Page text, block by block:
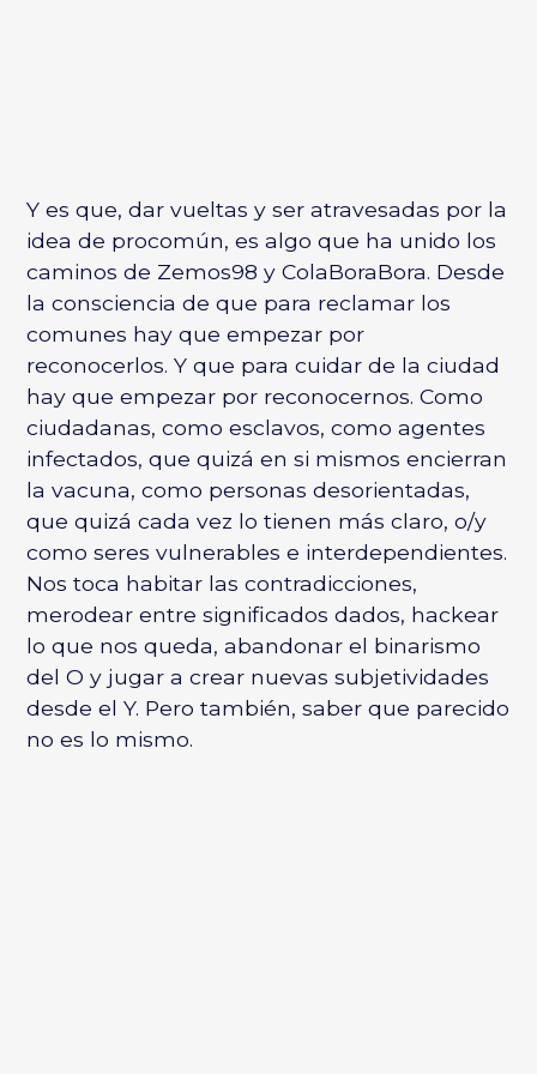
Y es que, dar vueltas y ser atravesadas por la
idea de procomún, es algo que ha unido los
caminos de Zemos98 y ColaBoraBora. Desde
la consciencia de que para reclamar los
comunes hay que empezar por
reconocerlos. Y que para cuidar de la ciudad
hay que empezar por reconocernos. Como
ciudadanas, como esclavos, como agentes
infectados, que quizá en si mismos encierran
la vacuna, como personas desorientadas,
que quizá cada vez lo tienen más claro, o/y
como seres vulnerables e interdependientes.
Nos toca habitar las contradicciones,
merodear entre significados dados, hackear
lo que nos queda, abandonar el binarismo
del O y jugar a crear nuevas subjetividades
desde el Y. Pero también, saber que parecido
no es lo mismo.